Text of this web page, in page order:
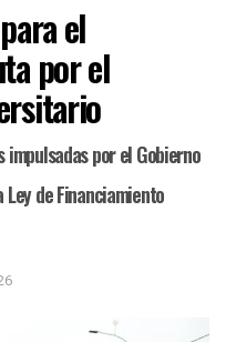
el
por el
por el Gobierno
de Financiamiento